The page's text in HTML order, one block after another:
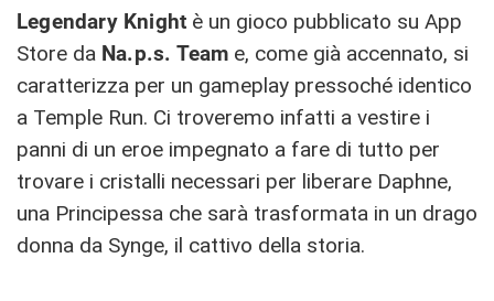
Legendary Knight è un gioco pubblicato su App
Store da Na.p.s. Team e, come già accennato, si
caratterizza per un gameplay pressoché identico
a Temple Run. Ci troveremo infatti a vestire i
panni di un eroe impegnato a fare di tutto per
trovare i cristalli necessari per liberare Daphne,
una Principessa che sarà trasformata in un drago
donna da Synge, il cattivo della storia.